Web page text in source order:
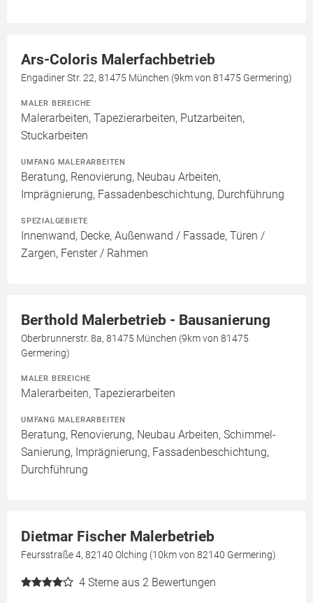
Ars-Coloris Malerfachbetrieb
Engadiner Str. 22, 81475 München (9km von 81475 Germering)
MALER BEREICHE
Malerarbeiten, Tapezierarbeiten, Putzarbeiten,
Stuckarbeiten
UMFANG MALERARBEITEN
Beratung, Renovierung, Neubau Arbeiten,
Imprägnierung, Fassadenbeschichtung, Durchführung
SPEZIALGEBIETE
Innenwand, Decke, Außenwand / Fassade, Türen /
Zargen, Fenster / Rahmen
Berthold Malerbetrieb - Bausanierung
Oberbrunnerstr. 8a, 81475 München (9km von 81475
Germering)
MALER BEREICHE
Malerarbeiten, Tapezierarbeiten
UMFANG MALERARBEITEN
Beratung, Renovierung, Neubau Arbeiten, Schimmel-
Sanierung, Imprägnierung, Fassadenbeschichtung,
Durchführung
Dietmar Fischer Malerbetrieb
Feursstraße 4, 82140 Olching (10km von 82140 Germering)
4 Sterne aus 2 Bewertungen